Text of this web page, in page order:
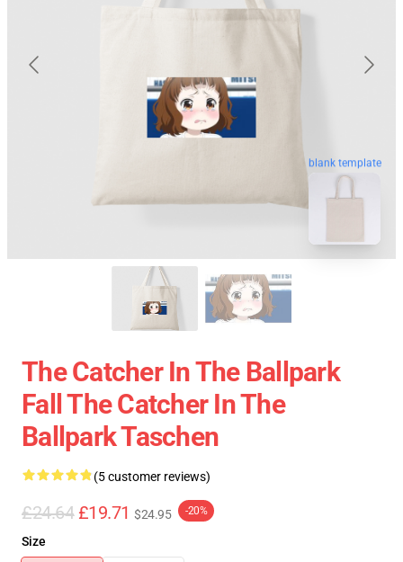
blank template
The Catcher In The Ballpark
Fall The Catcher In The
Ballpark Taschen
(5 customer reviews)
£24.64 £19.71 $24.95 -20%
Size